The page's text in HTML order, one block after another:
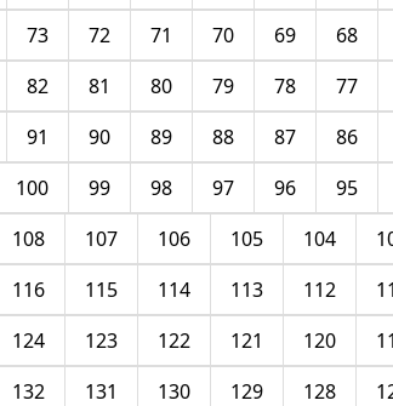
68
69
70
71
72
73
77
78
79
80
81
82
86
87
88
89
90
91
95
96
97
98
99
100
104
105
106
107
108
112
113
114
115
116
120
121
122
123
124
128
129
130
131
132